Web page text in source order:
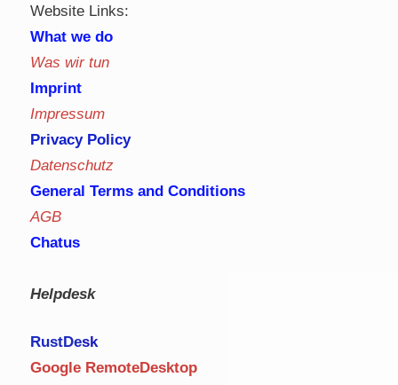
Website Links:
What we do
Was wir tun
Imprint
Impressum
Privacy Policy
Datenschutz
General Terms and Conditions
AGB
Chatus
Helpdesk
RustDesk
Google RemoteDesktop